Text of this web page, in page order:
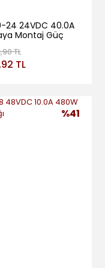
24 24VDC 40.0A
Montaj Güç
TL
TL
%41